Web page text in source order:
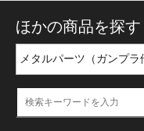
ほかの商品を探す